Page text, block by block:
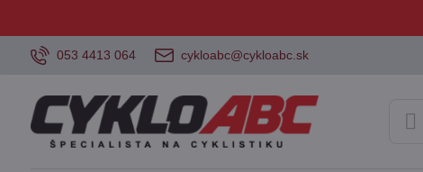
053 4413 064 cykloabc@cykloabc.sk